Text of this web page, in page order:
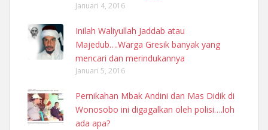
Januari 4, 2016
Inilah Waliyullah Jaddab atau
Majedub….Warga Gresik banyak yang
mencari dan merindukannya
Januari 5, 2016
Pernikahan Mbak Andini dan Mas Didik di
Wonosobo ini digagalkan oleh polisi….loh
ada apa?